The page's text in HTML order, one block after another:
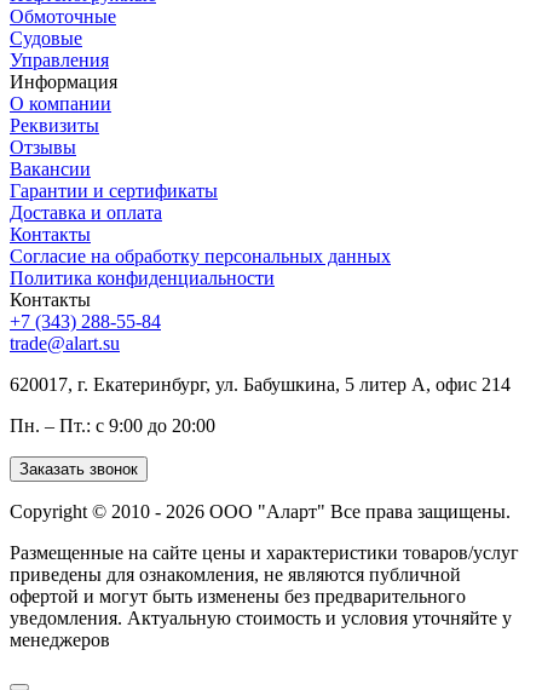
Обмоточные
Судовые
Управления
Информация
О компании
Реквизиты
Отзывы
Вакансии
Гарантии и сертификаты
Доставка и оплата
Контакты
Согласие на обработку персональных данных
Политика конфиденциальности
Контакты
+7 (343) 288-55-84
trade@alart.su
620017, г. Екатеринбург, ул. Бабушкина, 5 литер А, офис 214
Пн. – Пт.: с 9:00 до 20:00
Заказать звонок
Copyright © 2010 - 2026 ООО "Аларт" Все права защищены.
Размещенные на сайте цены и характеристики товаров/услуг
приведены для ознакомления, не являются публичной
офертой и могут быть изменены без предварительного
уведомления. Актуальную стоимость и условия уточняйте у
менеджеров